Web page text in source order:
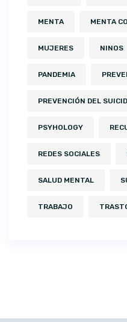
MENTA MENTA
MUJERES NINOS
PANDEMIA
PREVENCIÓN DEL
PSYHOLOGY
REDES SOCIALES
SALUD MENTAL
TRABAJO